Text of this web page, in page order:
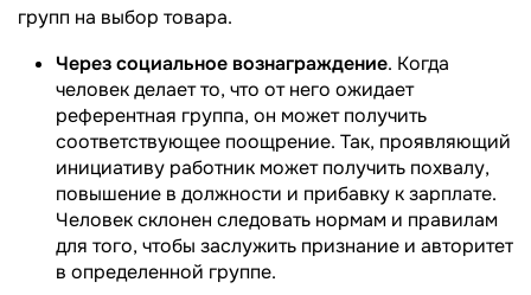
групп на выбор товара.
Через социальное вознаграждение. Когда
человек делает то, что от него ожидает
референтная группа, он может получить
соответствующее поощрение. Так, проявляющий
инициативу работник может получить похвалу,
повышение в должности и прибавку к зарплате.
Человек склонен следовать нормам и правилам
для того, чтобы заслужить признание и авторитет
в определенной группе.